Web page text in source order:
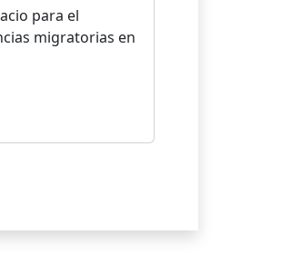
para el
migratorias en